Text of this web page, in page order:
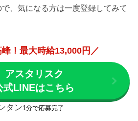
で、気になる方は一度登録してみて
！最大時給13,000円／
アスタリスク
式LINEはこちら
タン1分で応募完了